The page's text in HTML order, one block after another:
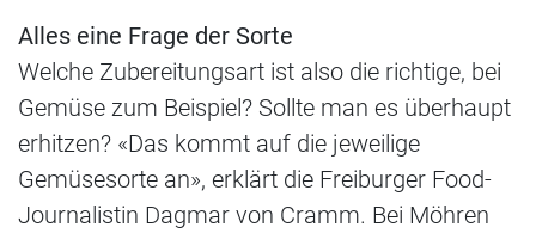
Alles eine Frage der Sorte
Welche Zubereitungsart ist also die richtige, bei
Gemüse zum Beispiel? Sollte man es überhaupt
erhitzen? «Das kommt auf die jeweilige
Gemüsesorte an», erklärt die Freiburger Food-
Journalistin Dagmar von Cramm. Bei Möhren